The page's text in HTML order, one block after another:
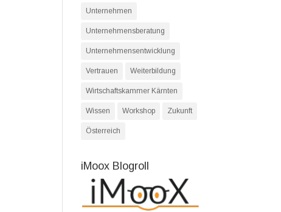
Unternehmen
Unternehmensberatung
Unternehmensentwicklung
Vertrauen Weiterbildung
Wirtschaftskammer Kärnten
Wissen Workshop Zukunft
Österreich
iMoox Blogroll